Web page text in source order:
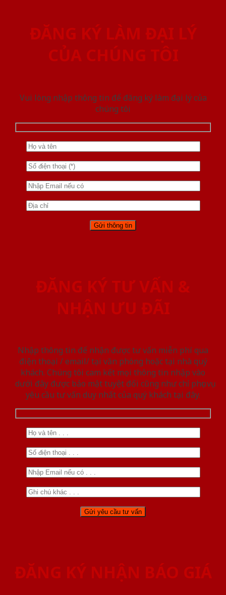
ĐĂNG KÝ LÀM ĐẠI LÝ
CỦA CHÚNG TÔI
Vui lòng nhập thông tin để đăng ký làm đại lý của
chúng tôi
ĐĂNG KÝ TƯ VẤN &
NHẬN ƯU ĐÃI
Nhập thông tin để nhận được tư vấn miễn phí qua
điện thoại / email/ tại văn phòng hoặc tại nhà quý
khách. Chúng tôi cam kết mọi thông tin nhập vào
dưới đây được bảo mật tuyệt đối cũng như chỉ phục vụ
yêu cầu tư vấn duy nhất của quý khách tại đây.
ĐĂNG KÝ NHẬN BÁO GIÁ